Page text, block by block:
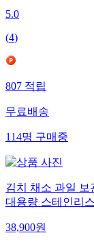
5.0
(4)
807 적립
무료배송
114명 구매중
김치 채소 과일 보
대용량 스테인리
38,900원